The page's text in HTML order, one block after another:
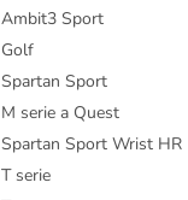
Ambit3 Sport
Golf
Spartan Sport
M serie a Quest
Spartan Sport Wrist HR
T serie